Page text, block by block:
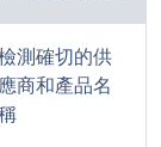
測確切的供
應商和產品名